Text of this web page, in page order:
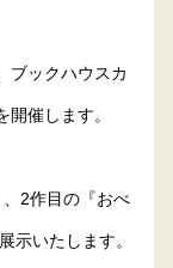
ブックハウスカ
催します。
2作目の『おべ
示いたします。